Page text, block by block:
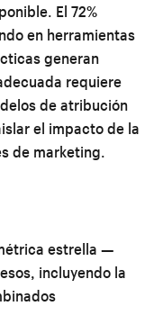
El 72%
en herramientas
generan
requiere
de atribución
el impacto de la
de marketing.
estrella —
incluyendo la